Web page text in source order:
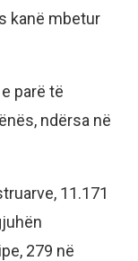
kanë mbetur
parë të
ndërsa në
11.171
279 në